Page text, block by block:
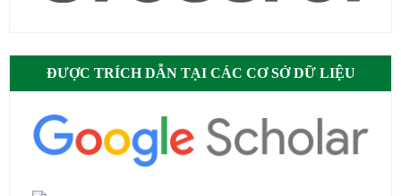
ĐƯỢC TRÍCH DẪN TẠI CÁC CƠ SỞ DỮ LIỆU